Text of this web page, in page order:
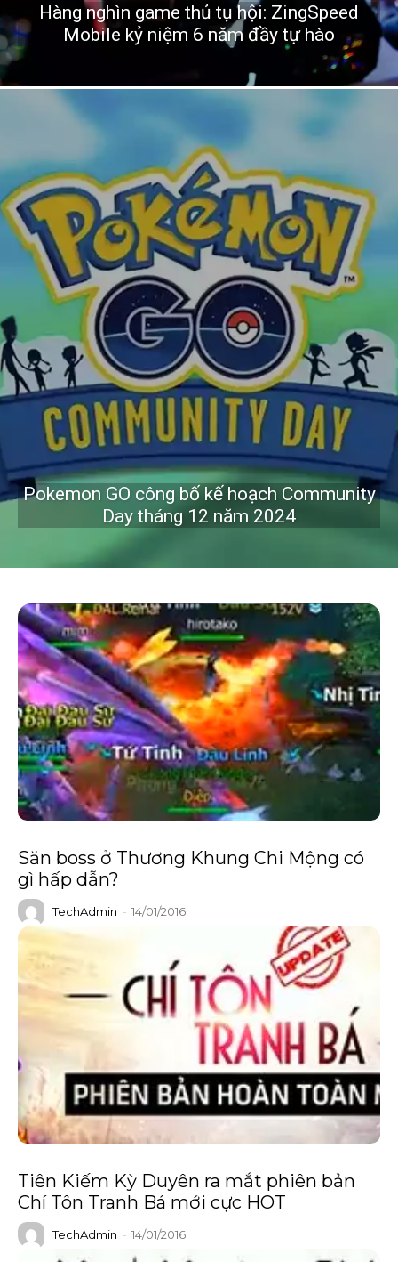
Hàng nghìn game thủ tụ hội: ZingSpeed
Mobile kỷ niệm 6 năm đầy tự hào
Pokemon GO công bố kế hoạch Community
Day tháng 12 năm 2024
Săn boss ở Thương Khung Chi Mộng có
gì hấp dẫn?
TechAdmin - 14/01/2016
Tiên Kiếm Kỳ Duyên ra mắt phiên bản
Chí Tôn Tranh Bá mới cực HOT
TechAdmin - 14/01/2016